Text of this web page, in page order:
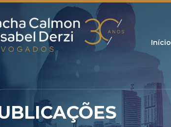
Início